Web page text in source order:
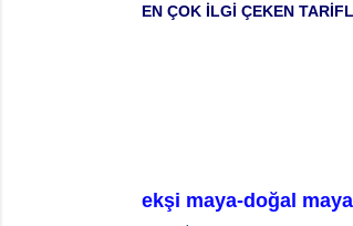
EN ÇOK İLGİ ÇEKEN
ekşi maya-doğal